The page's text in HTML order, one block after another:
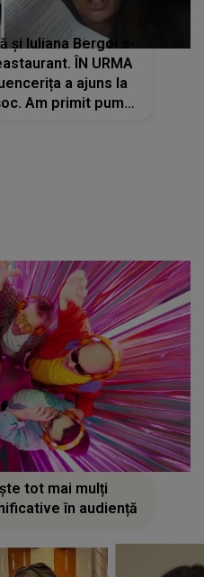
și Iuliana Bergoi s-
ÎN URMA
a ajuns la
Am primit pumni
tot mai mulți
în audiență